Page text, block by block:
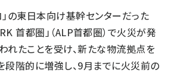
の東日本向け基幹センターだった
首都圏」（ALP首都圏）で火災が発
れたことを受け、新たな物流拠点を
段階的に増強し、9月までに火災前の